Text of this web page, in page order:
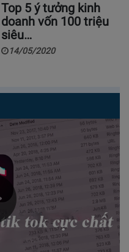
Top 5 ý tưởng kinh
doanh vốn 100 triệu
siêu…
14/05/2020